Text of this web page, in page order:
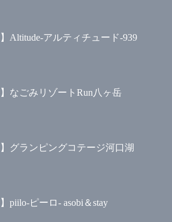
】Altitude-アルティチュード-939
】なごみリゾートRun八ヶ岳
】グランピングコテージ河口湖
】piilo-ピーロ- asobi＆stay